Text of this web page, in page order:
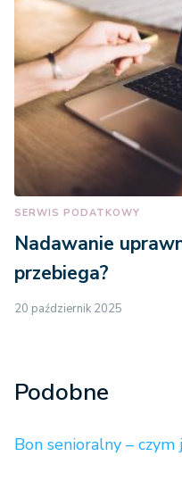
SERWIS PODATKOWY
Nadawanie
przebiega?
20 październik 2025
Podobne
Bon senioralny –